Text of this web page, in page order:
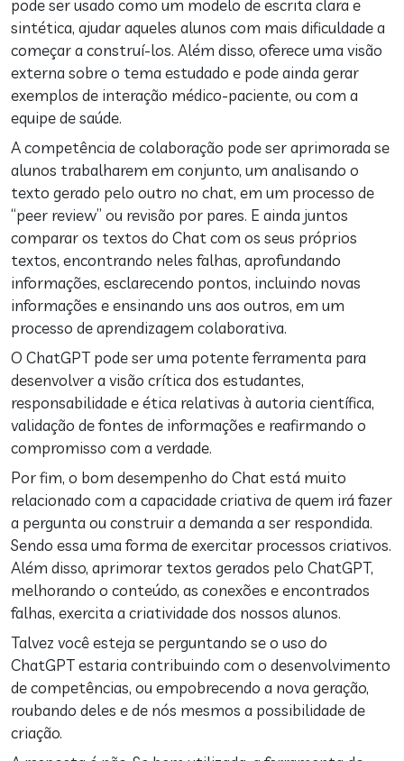
pode ser usado como um modelo de escrita clara e
sintética, ajudar aqueles alunos com mais dificuldade a
começar a construí-los. Além disso, oferece uma visão
externa sobre o tema estudado e pode ainda gerar
exemplos de interação médico-paciente, ou com a
equipe de saúde.
A competência de colaboração pode ser aprimorada se
alunos trabalharem em conjunto, um analisando o
texto gerado pelo outro no chat, em um processo de
“peer review” ou revisão por pares. E ainda juntos
comparar os textos do Chat com os seus próprios
textos, encontrando neles falhas, aprofundando
informações, esclarecendo pontos, incluindo novas
informações e ensinando uns aos outros, em um
processo de aprendizagem colaborativa.
O ChatGPT pode ser uma potente ferramenta para
desenvolver a visão crítica dos estudantes,
responsabilidade e ética relativas à autoria científica,
validação de fontes de informações e reafirmando o
compromisso com a verdade.
Por fim, o bom desempenho do Chat está muito
relacionado com a capacidade criativa de quem irá fazer
a pergunta ou construir a demanda a ser respondida.
Sendo essa uma forma de exercitar processos criativos.
Além disso, aprimorar textos gerados pelo ChatGPT,
melhorando o conteúdo, as conexões e encontrados
falhas, exercita a criatividade dos nossos alunos.
Talvez você esteja se perguntando se o uso do
ChatGPT estaria contribuindo com o desenvolvimento
de competências, ou empobrecendo a nova geração,
roubando deles e de nós mesmos a possibilidade de
criação.